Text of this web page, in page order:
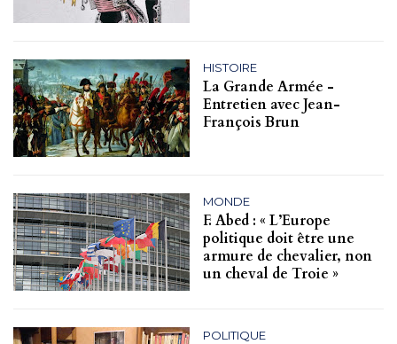
HISTOIRE
La Grande Armée -
Entretien avec Jean-
François Brun
MONDE
F. Abed : « L’Europe
politique doit être une
armure de chevalier, non
un cheval de Troie »
POLITIQUE